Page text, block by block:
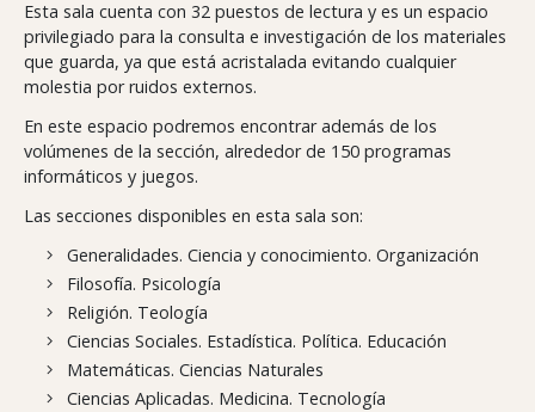
Esta sala cuenta con 32 puestos de lectura y es un espacio
privilegiado para la consulta e investigación de los materiales
que guarda, ya que está acristalada evitando cualquier
molestia por ruidos externos.
En este espacio podremos encontrar además de los
volúmenes de la sección, alrededor de 150 programas
informáticos y juegos.
Las secciones disponibles en esta sala son:
Generalidades. Ciencia y conocimiento. Organización
Filosofía. Psicología
Religión. Teología
Ciencias Sociales. Estadística. Política. Educación
Matemáticas. Ciencias Naturales
Ciencias Aplicadas. Medicina. Tecnología